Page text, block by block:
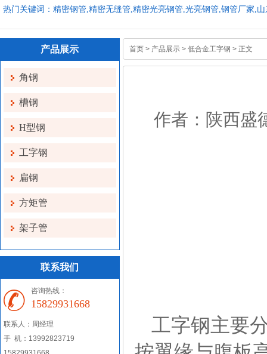
热门关键词：精密钢管,精密无缝管,精密光亮钢管,光亮钢管,钢管厂家,
产品展示
角钢
槽钢
H型钢
工字钢
扁钢
方矩管
架子管
联系我们
咨询热线：
15829931668
联系人：周经理
手 机：13992823719
首页 > 产品展示 > 低合金工字钢 > 正文
作者：陕西盛
工字钢主要